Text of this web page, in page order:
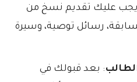
يجب عليك تقديم نسخ من
رسائل توصية، وسيرة
: بعد قبولك في